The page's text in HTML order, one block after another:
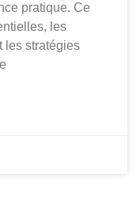
pratique. Ce
les
les stratégies